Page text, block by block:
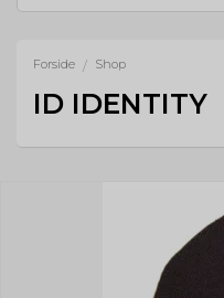
t
o
Forside / Shop
ID IDENTITY